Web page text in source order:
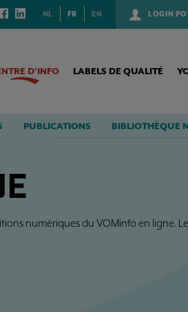
LOGIN
NL FR EN
D’INFO LABELS DE QUALITÉ
PUBLICATIONS BIBLIOTHÈQUE
numériques du VOMinfo en ligne.